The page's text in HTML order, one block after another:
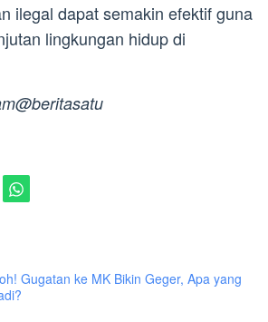
ilegal dapat semakin efektif guna
lingkungan hidup di
Gugatan ke MK Bikin Geger, Apa yang